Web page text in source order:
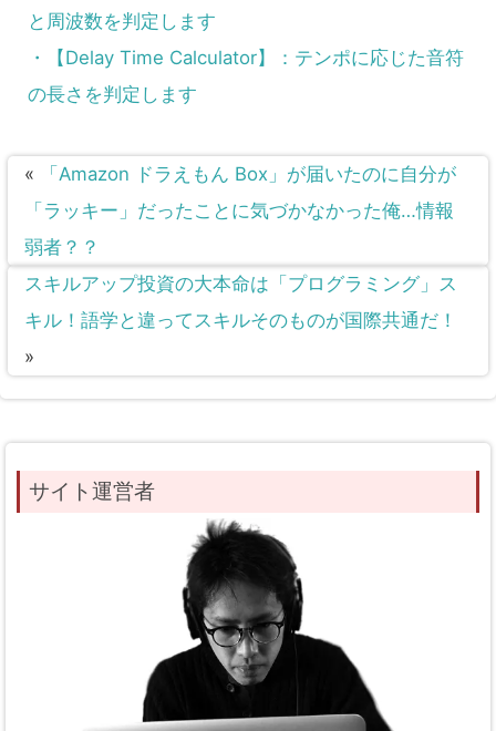
と周波数を判定します
・【Delay Time Calculator】：テンポに応じた音符
の長さを判定します
«
「Amazon ドラえもん Box」が届いたのに自分が
「ラッキー」だったことに気づかなかった俺…情報
弱者？？
スキルアップ投資の大本命は「プログラミング」ス
キル！語学と違ってスキルそのものが国際共通だ！
»
サイト運営者